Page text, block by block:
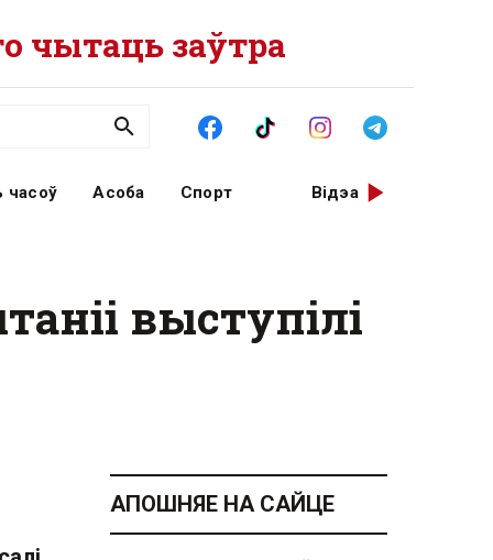
чытаць заўтра
часоў Асоба Спорт Відэа
выступілі
АПОШНЯЕ НА САЙЦЕ